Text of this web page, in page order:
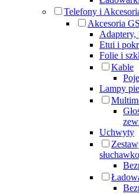
Telefony i
Akcesoria
Adaptery,
Etui i
Folie i
Kable
Lampy
Uchwyty